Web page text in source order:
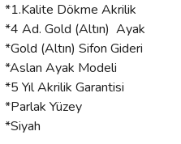
*1.Kalite Dökme Akrilik
*4 Ad. Gold (Altın) Ayak
*Gold (Altın) Sifon Gideri
*Aslan Ayak Modeli
*5 Yıl Akrilik Garantisi
*Parlak Yüzey
*Siyah